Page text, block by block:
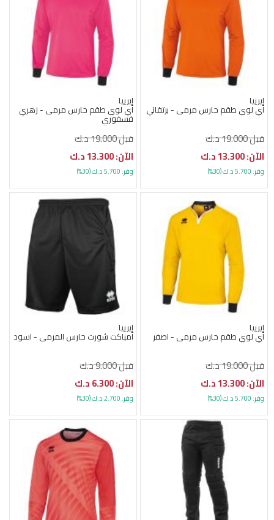
إيرييا
اي لوي طقم حارس مرمى - برتقالي
قبل 19.000 د.ك
الآن: 13.300 د.ك
وفر: 5.700 د.ك (30%)
إيرييا
اي لوي طقم حارس مرمى - زهري
فسفوري
قبل 19.000 د.ك
الآن: 13.300 د.ك
وفر: 5.700 د.ك (30%)
إيرييا
اي لوي طقم حارس مرمى - اصفر
قبل 19.000 د.ك
الآن: 13.300 د.ك
وفر: 5.700 د.ك (30%)
إيرييا
امباكت شورت حارس المرمى - اسود
قبل 9.000 د.ك
الآن: 6.300 د.ك
وفر: 2.700 د.ك (30%)